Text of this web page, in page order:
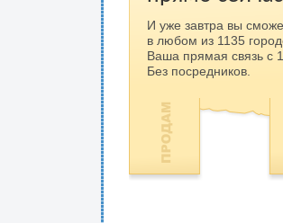
И уже завтра вы
в любом из 1135
Ваша прямая связь с
Без посредников.